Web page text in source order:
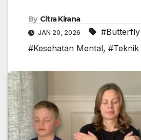
By Citra Kirana
JAN 20, 2026
#Kesehatan Mental, #Teknik